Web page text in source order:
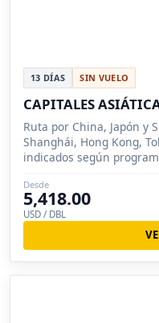
13 DÍAS SIN VUELO
CAPITALES
Ruta por China, Japón y
Shanghái, Hong Kong,
indicados según
Desde
5,418.00
USD / DBL